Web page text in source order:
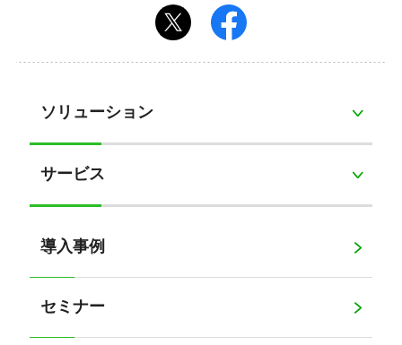
ソリューション
サービス
導入事例
セミナー